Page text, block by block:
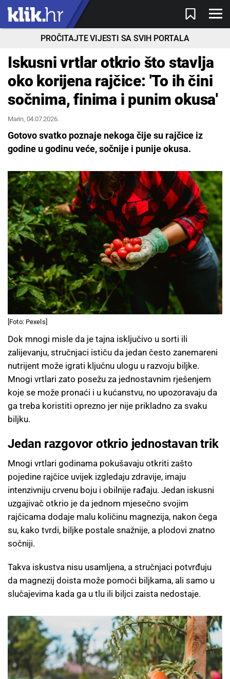
PROČITAJTE VIJESTI SA SVIH PORTALA
Iskusni vrtlar otkrio što stavlja
oko korijena rajčice: 'To ih čini
sočnima, finima i punim okusa'
Marin, 04.07.2026.
Gotovo svatko poznaje nekoga čije su rajčice iz
godine u godinu veće, sočnije i punije okusa.
[Foto: Pexels]
Dok mnogi misle da je tajna isključivo u sorti ili
zalijevanju, stručnjaci ističu da jedan često zanemareni
nutrijent može igrati ključnu ulogu u razvoju biljke.
Mnogi vrtlari zato posežu za jednostavnim rješenjem
koje se može pronaći i u kućanstvu, no upozoravaju da
ga treba koristiti oprezno jer nije prikladno za svaku
biljku.
Jedan razgovor otkrio jednostavan trik
Mnogi vrtlari godinama pokušavaju otkriti zašto
pojedine rajčice uvijek izgledaju zdravije, imaju
intenzivniju crvenu boju i obilnije rađaju. Jedan iskusni
uzgajivač otkrio je da jednom mjesečno svojim
rajčicama dodaje malu količinu magnezija, nakon čega
su, kako tvrdi, biljke postale snažnije, a plodovi znatno
sočniji.
Takva iskustva nisu usamljena, a stručnjaci potvrđuju
da magnezij doista može pomoći biljkama, ali samo u
slučajevima kada ga u tlu ili biljci zaista nedostaje.